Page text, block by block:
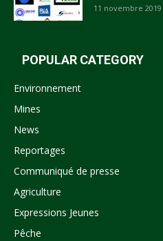
11 novembre 2019
POPULAR CATEGORY
Environnement
Mines
News
Reportages
Communiqué de presse
Agriculture
Expressions Jeunes
Pêche